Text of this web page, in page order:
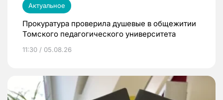
Актуальное
Прокуратура проверила душевые в общежитии
Томского педагогического университета
11:30 / 05.08.26